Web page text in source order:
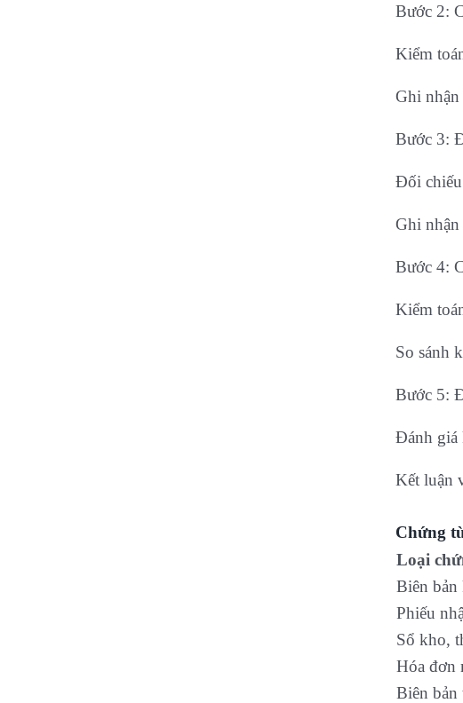
Bước 2:
Kiểm
Ghi
Bước 3:
Đối chiếu
Ghi nhận
Bước 4:
Kiểm
So sánh
Bước 5:
Đánh giá
Kết luận
Chứng
Loại
Biên
Phiếu
Sổ kho,
Hóa đơn
Biên bản